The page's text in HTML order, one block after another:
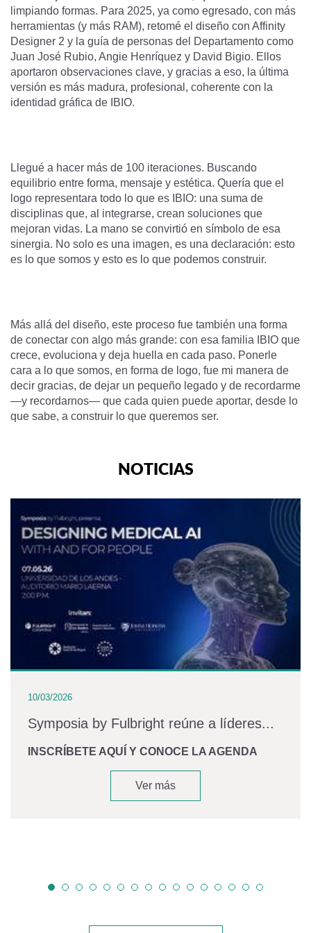
limpiando formas. Para 2025, ya como egresado, con más
herramientas (y más RAM), retomé el diseño con Affinity
Designer 2 y la guía de personas del Departamento como
Juan José Rubio, Angie Henríquez y David Bigio. Ellos
aportaron observaciones clave, y gracias a eso, la última
versión es más madura, profesional, coherente con la
identidad gráfica de IBIO.
Llegué a hacer más de 100 iteraciones. Buscando
equilibrio entre forma, mensaje y estética. Quería que el
logo representara todo lo que es IBIO: una suma de
disciplinas que, al integrarse, crean soluciones que
mejoran vidas. La mano se convirtió en símbolo de esa
sinergia. No solo es una imagen, es una declaración: esto
es lo que somos y esto es lo que podemos construir.
Más allá del diseño, este proceso fue también una forma
de conectar con algo más grande: con esa familia IBIO que
crece, evoluciona y deja huella en cada paso. Ponerle
cara a lo que somos, en forma de logo, fue mi manera de
decir gracias, de dejar un pequeño legado y de recordarme
—y recordarnos— que cada quien puede aportar, desde lo
que sabe, a construir lo que queremos ser.
NOTICIAS
10/03/2026
Symposia by Fulbright reúne a líderes...
INSCRÍBETE AQUÍ Y CONOCE LA AGENDA
Ver más